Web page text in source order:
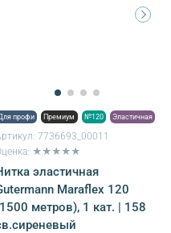
профи Премиум №120 Эластичная
7736693_00011
★★★★★
эластичная
Maraflex 120
метров), 1 кат. | 158